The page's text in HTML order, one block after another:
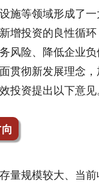
施等领域形成了
增投资的良性循
风险、降低企业
贯彻新发展理念
投资提出以下意见
量规模较大、当